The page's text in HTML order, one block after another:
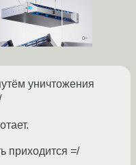
уничтожения
приходится =/